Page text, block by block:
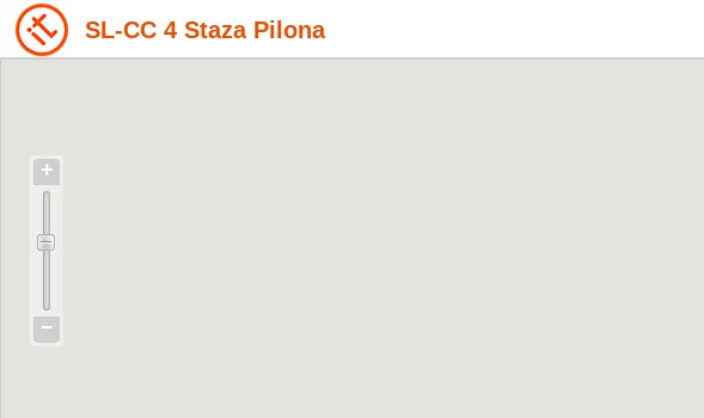
SL-CC 4 Staza Pilona
+
−